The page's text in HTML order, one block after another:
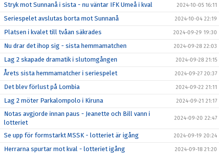
Stryk mot Sunnanå i sista - nu väntar IFK Umeå i kval 2024-10-05 16:11
Seriespelet avslutas borta mot Sunnanå 2024-10-04 22:19
Platsen i kvalet till tvåan säkrades 2024-09-29 19:30
Nu drar det ihop sig - sista hemmamatchen 2024-09-28 22:03
Lag 2 skapade dramatik i slutomgången 2024-09-28 21:15
Årets sista hemmamatcher i seriespelet 2024-09-27 20:37
Det blev förlust på Lombia 2024-09-22 21:11
Lag 2 möter Parkalompolo i Kiruna 2024-09-21 21:17
Notas avgjorde innan paus - Jeanette och Bill vann i
lotteriet
2024-09-20 22:47
Se upp för formstarkt MSSK - lotteriet är igång 2024-09-19 20:24
Herrarna spurtar mot kval - lotteriet igång 2024-09-18 21:20